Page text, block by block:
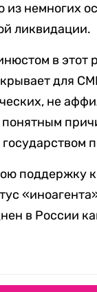
из немногих
ликвидации.
в этот
для
не
поддержку
в России